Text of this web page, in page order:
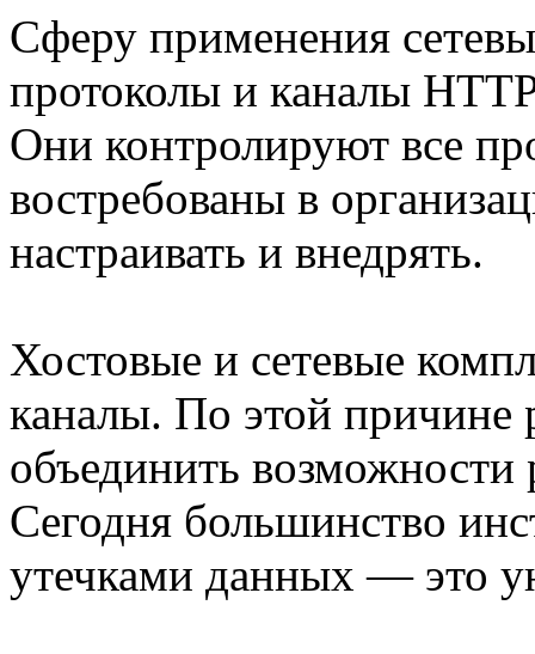
Сферу применения
протоколы и каналы
Они контролируют все
востребованы в
настраивать и внедрять.
Хостовые и сетевые
каналы. По этой причине
объединить
Сегодня большинство
утечками данных — это